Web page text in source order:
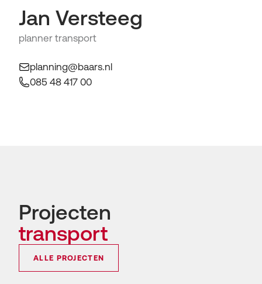
Jan Versteeg
planner transport
planning@baars.nl
085 48 417 00
Projecten
transport
ALLE PROJECTEN